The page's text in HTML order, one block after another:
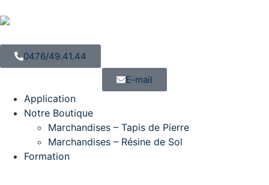
0476/49.41.44
E-mail
Application
Notre Boutique
Marchandises – Tapis de Pierre
Marchandises – Résine de Sol
Formation